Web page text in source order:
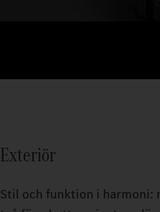
Exteriör
Stil och funktion i harmoni: